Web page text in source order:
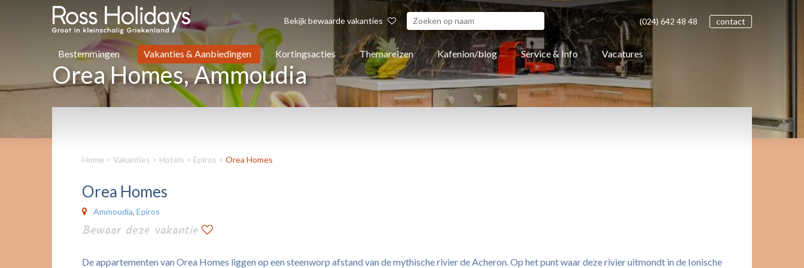
Bekijk bewaarde vakanties (024) 642 48 48 contact
Bestemmingen Vakanties & Aanbiedingen Kortingsacties Themareizen Kafenion/blog Service & Info Vacatures
Orea Homes, Ammoudia
Home > Vakanties > Hotels > Epiros > Orea Homes
Orea Homes
Ammoudia, Epiros
Bewaar deze vakantie
De appartementen van Orea Homes liggen op een steenworp afstand van de mythische rivier de Acheron. Op het punt waar deze rivier uitmondt in de Ionische